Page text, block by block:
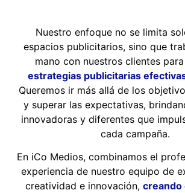
Nuestro enfoque no se limita
espacios publicitarios, sino que
mano con nuestros clientes
estrategias publicitarias
Queremos ir más allá de los
y superar las expectativas,
innovadoras y diferentes que
cada campaña.
En iCo Medios, combinamos el
experiencia de nuestro equipo de
creatividad e innovación, creando